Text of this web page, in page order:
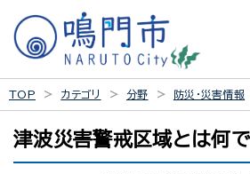
TOP カテゴリ 分野 防災・災害情報
津波災害警戒区域とは何